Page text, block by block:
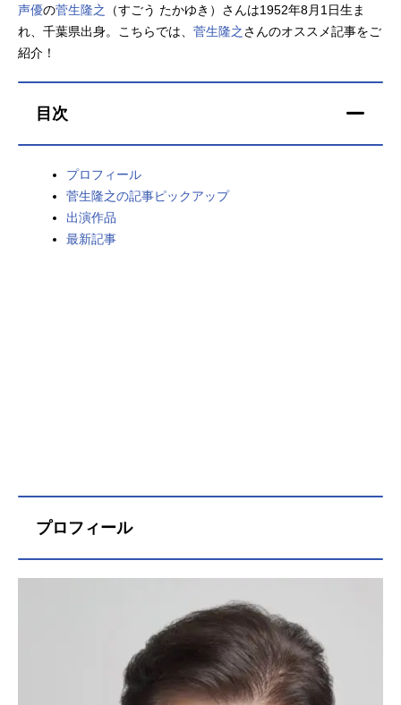
アニメ記事一覧 声優記事一覧
アニメ映画一覧
今期アニメ曜日別一覧
春アニメ
男性声優/女性声優一覧
声優の菅生隆之
（すごう たかゆき）さんは1952年8月1日生ま
れ、千葉県出身。こちらでは、 菅生隆之さんのオススメ記事をご
紹介！
目次
プロフィール
菅生隆之の記事ピックアップ
出演作品
最新記事
プロフィール